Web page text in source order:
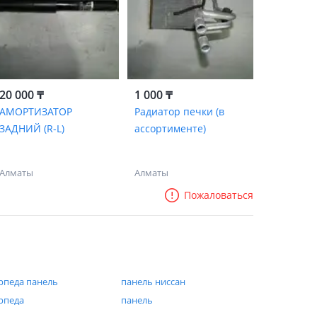
20 000 ₸
АМОРТИЗАТОР
ЗАДНИЙ (R-L)
Алматы
1 000 ₸
Радиатор печки (в
ассортименте)
Алматы
Пожаловаться
панель
панель ниссан
панель